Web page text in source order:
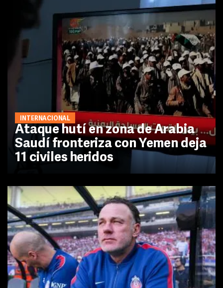
INTERNACIONAL
Ataque hutí en zona de Arabia
Saudí fronteriza con Yemen deja
11 civiles heridos